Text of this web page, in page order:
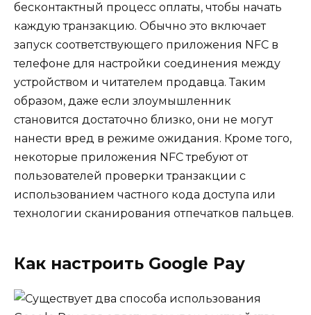
бесконтактный процесс оплаты, чтобы начать
каждую транзакцию. Обычно это включает
запуск соответствующего приложения NFC в
телефоне для настройки соединения между
устройством и читателем продавца. Таким
образом, даже если злоумышленник
становится достаточно близко, они не могут
нанести вред в режиме ожидания. Кроме того,
некоторые приложения NFC требуют от
пользователей проверки транзакции с
использованием частного кода доступа или
технологии сканирования отпечатков пальцев.
Как настроить Google Pay